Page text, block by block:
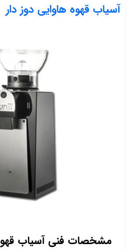
آسیاب قهوه هاوایی دوز دار
مشخصات فنی آسیاب